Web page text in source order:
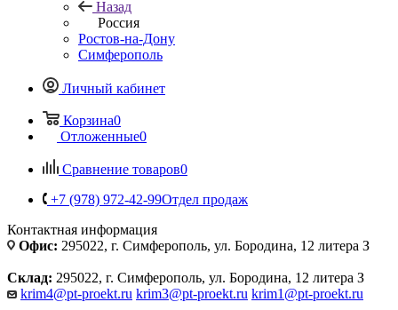
Назад
Россия
Ростов-на-Дону
Симферополь
Личный кабинет
Корзина0
Отложенные0
Сравнение товаров0
+7 (978) 972-42-99Отдел продаж
Контактная информация
Офис: 295022, г. Симферополь, ул. Бородина, 12 литера З
Склад: 295022, г. Симферополь, ул. Бородина, 12 литера З
krim4@pt-proekt.ru krim3@pt-proekt.ru krim1@pt-proekt.ru